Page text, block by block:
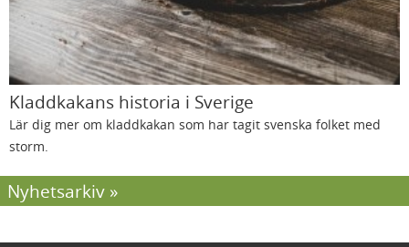
Kladdkakans historia i Sverige
Lär dig mer om kladdkakan som har tagit svenska folket med
storm.
Nyhetsarkiv